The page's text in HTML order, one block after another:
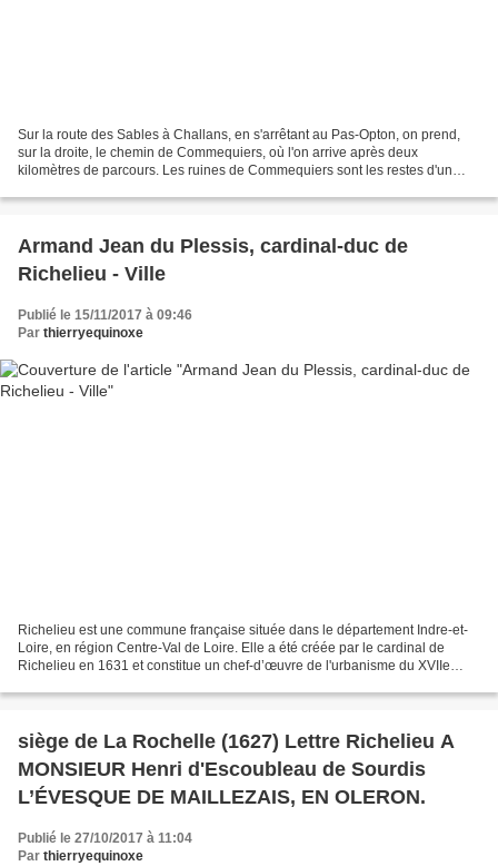
Sur la route des Sables à Challans, en s'arrêtant au Pas-Opton, on prend,
sur la droite, le chemin de Commequiers, où l'on arrive après deux
kilomètres de parcours. Les ruines de Commequiers sont les restes d'un
Armand Jean du Plessis, cardinal-duc de
Richelieu - Ville
Publié le 15/11/2017 à 09:46
Par thierryequinoxe
Richelieu est une commune française située dans le département Indre-et-
Loire, en région Centre-Val de Loire. Elle a été créée par le cardinal de
Richelieu en 1631 et constitue un chef-d’œuvre de l'urbanisme du XVIIe
siège de La Rochelle (1627) Lettre Richelieu A
MONSIEUR Henri d'Escoubleau de Sourdis
L’ÉVESQUE DE MAILLEZAIS, EN OLERON.
Publié le 27/10/2017 à 11:04
Par thierryequinoxe